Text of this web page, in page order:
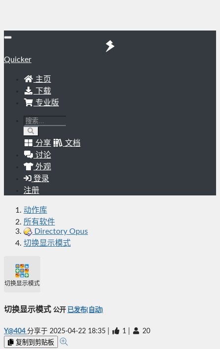
Quicker
主页
下载
专业版
分享
文档
讨论
外观
登录
注册
动作库
所有软件
Directory Opus
切换显示模式
切换显示模式
切换显示模式 公开 已发布(自动)
Y@404 分享于 2025-04-22 18:35 1 20
复制到剪贴板